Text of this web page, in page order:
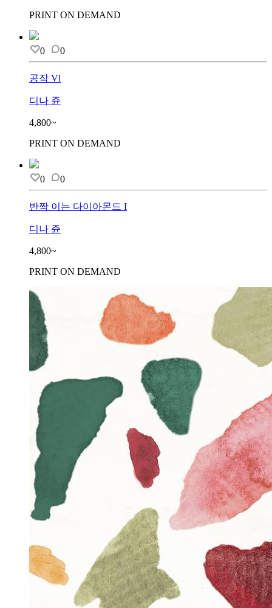
PRINT ON DEMAND
0 0
공작 Vl
디나 쥰
4,800~
PRINT ON DEMAND
0 0
반짝 이는 다이아몬드 I
디나 쥰
4,800~
PRINT ON DEMAND